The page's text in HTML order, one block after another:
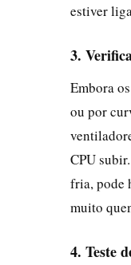
estiver
3.
Embora
ou por
CPU
fria, pode
muito
4. Teste